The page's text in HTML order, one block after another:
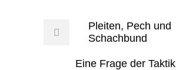
Pleiten, Pech und
Schachbund
Eine Frage der Taktik